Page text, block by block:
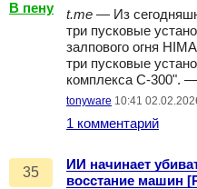
В пену
t.me — Из
три пусковые
залпового огня
три пусковые
комплекса С-300". —
tonyware 10:41
1 комментарий
35
ИИ начинает
восстание машин